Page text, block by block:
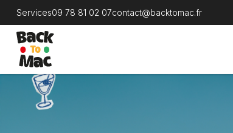
Services09 78 81 02 07contact@backtomac.fr